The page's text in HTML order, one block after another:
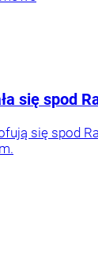
się spod
się spod